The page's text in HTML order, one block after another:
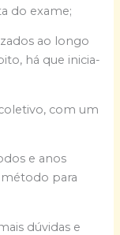
do exame;
ao longo
há que inicia-
com um
e anos
para
dúvidas e